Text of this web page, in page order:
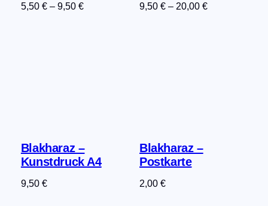
5,50 €– 9,50 € 9,50€ – 20,00€
Blakharaz –
Kunstdruck A4
9,50 €
Blakharaz –
Postkarte
2,00€